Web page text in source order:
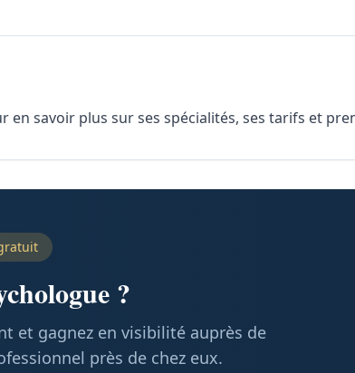
savoir plus sur ses spécialités, ses tarifs et
?
et gagnez en visibilité auprès de
près de chez eux.